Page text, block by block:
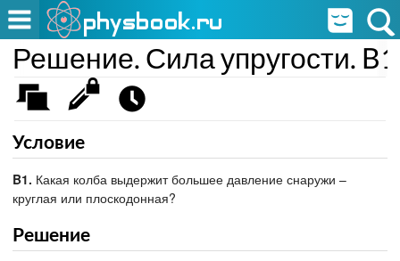
Решение. Сила упругости. B1
Условие
B1. Какая колба выдержит большее давление снаружи –
круглая или плоскодонная?
Решение